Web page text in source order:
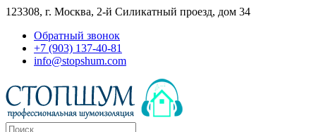
123308, г. Москва, 2-й Силикатный проезд, дом 34
Обратный звонок
+7 (903) 137-40-81
info@stopshum.com